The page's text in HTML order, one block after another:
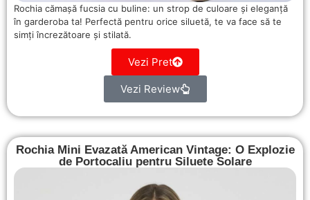
Rochia cămașă fucsia cu buline: un strop de culoare și eleganță
în garderoba ta! Perfectă pentru orice siluetă, te va face să te
simți încrezătoare și stilată.
Vezi Pret
Vezi Review
Rochia Mini Evazată American Vintage: O Explozie
de Portocaliu pentru Siluete Solare